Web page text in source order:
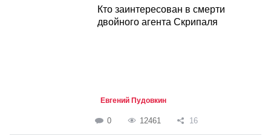
Кто заинтересован в смерти
двойного агента Скрипаля
Евгений Пудовкин
0 12461 16